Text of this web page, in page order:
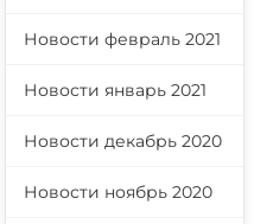
Новости февраль 2021
Новости январь 2021
Новости декабрь 2020
Новости ноябрь 2020